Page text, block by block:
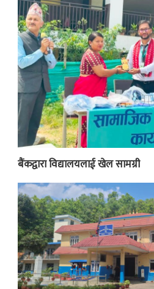
बैंकद्वारा विद्यालयलाई खेल सामग्री